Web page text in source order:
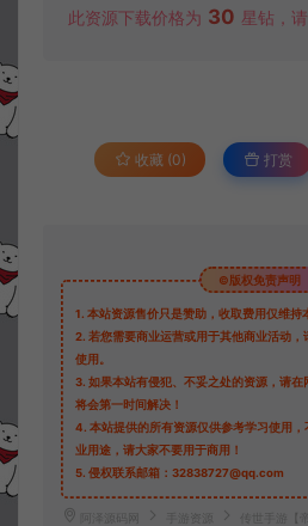
此资源下载价格为 30 星钻，
收藏 (0) 打赏
©版权免责声明
1. 本站资源售价只是赞助，收取费用仅维持
2. 若您需要商业运营或用于其他商业活动，
使用。
3. 如果本站有侵犯、不妥之处的资源，请在
将会第一时间解决！
4. 本站提供的所有资源仅供参考学习使用
业用途，请大家不要用于商用！
5. 侵权联系邮箱：32838727@qq.com
阿泽源码网 手游资源
传世手游【